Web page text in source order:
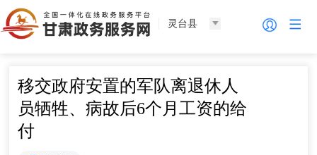
灵台县
移交政府安置的军队离退休人
员牺牲、病故后6个月工资的给
付